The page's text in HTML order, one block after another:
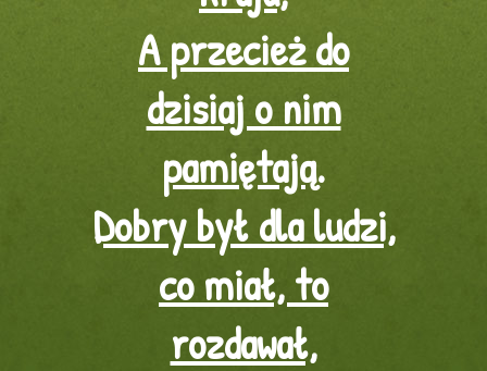
A przecież do
dzisiaj o nim
pamiętają.
Dobry był dla ludzi,
co miał, to
rozdawał,